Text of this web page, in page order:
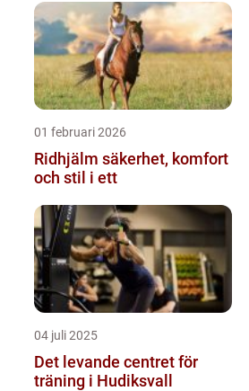
01 februari 2026
Ridhjälm säkerhet, komfort
och stil i ett
04 juli 2025
Det levande centret för
träning i Hudiksvall